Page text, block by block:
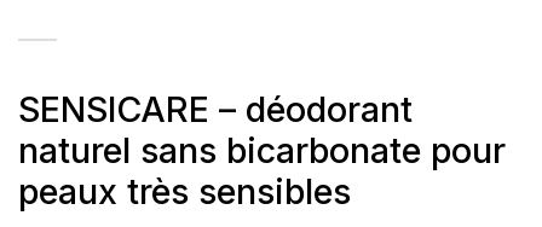
SENSICARE – déodorant
naturel sans bicarbonate pour
peaux très sensibles